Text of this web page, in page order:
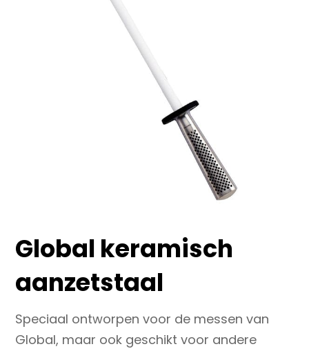
Global keramisch
aanzetstaal
Speciaal ontworpen voor de messen van
Global, maar ook geschikt voor andere